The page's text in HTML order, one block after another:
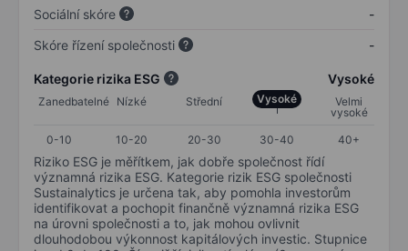
Sociální skóre
-
Skóre řízení společnosti
-
Kategorie rizika ESG Vysoké
Zanedbatelné Nízké Střední Vysoké
Velmi
vysoké
0-10
10-20 20-30 30-40 40+
Riziko ESG je měřítkem, jak dobře společnost řídí
významná rizika ESG. Kategorie rizik ESG společnosti
Sustainalytics je určena tak, aby pomohla investorům
identifikovat a pochopit finančně významná rizika ESG
na úrovni společnosti a to, jak mohou ovlivnit
dlouhodobou výkonnost kapitálových investic. Stupnice